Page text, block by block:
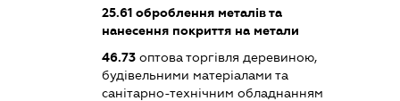
25.61оброблення металів та
нанесення покриття на метали
46.73оптова торгівля деревиною,
будівельними матеріалами та
санітарно-технічним обладнанням